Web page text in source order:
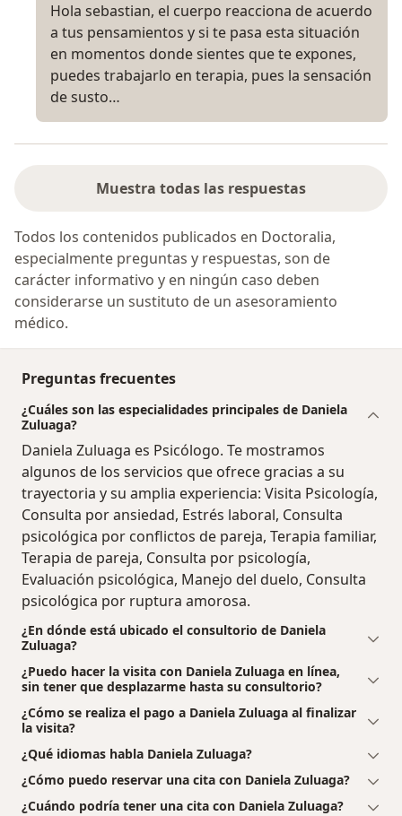
Hola sebastian, el cuerpo reacciona de acuerdo
a tus pensamientos y si te pasa esta situación
en momentos donde sientes que te expones,
puedes trabajarlo en terapia, pues la sensación
de susto…
Muestra todas las respuestas
Todos los contenidos publicados en Doctoralia,
especialmente preguntas y respuestas, son de
carácter informativo y en ningún caso deben
considerarse un sustituto de un asesoramiento
médico.
Preguntas frecuentes
¿Cuáles son las especialidades principales de Daniela
Zuluaga?
Daniela Zuluaga es Psicólogo. Te mostramos
algunos de los servicios que ofrece gracias a su
trayectoria y su amplia experiencia: Visita Psicología,
Consulta por ansiedad, Estrés laboral, Consulta
psicológica por conflictos de pareja, Terapia familiar,
Terapia de pareja, Consulta por psicología,
Evaluación psicológica, Manejo del duelo, Consulta
psicológica por ruptura amorosa.
¿En dónde está ubicado el consultorio de Daniela
Zuluaga?
¿Puedo hacer la visita con Daniela Zuluaga en línea,
sin tener que desplazarme hasta su consultorio?
¿Cómo se realiza el pago a Daniela Zuluaga al finalizar
la visita?
¿Qué idiomas habla Daniela Zuluaga?
¿Cómo puedo reservar una cita con Daniela Zuluaga?
¿Cuándo podría tener una cita con Daniela Zuluaga?